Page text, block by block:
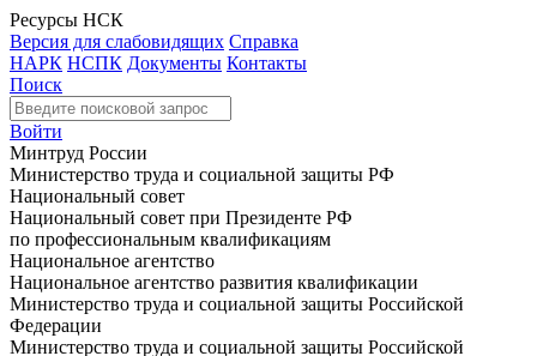
Ресурсы НСК
Версия для слабовидящих Справка
НАРК НСПК Документы Контакты
Поиск
Войти
Минтруд России
Министерство труда и социальной защиты РФ
Национальный совет
Национальный совет при Президенте РФ
по профессиональным квалификациям
Национальное агентство
Национальное агентство развития квалификации
Министерство труда и социальной защиты Российской
Федерации
Министерство труда и социальной защиты Российской